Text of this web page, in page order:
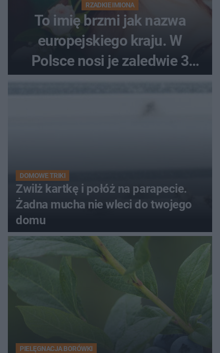
RZADKIE IMIONA
To imię brzmi jak nazwa
europejskiego kraju. W
Polsce nosi je zaledwie 3
kobiety
DOMOWE TRIKI
Zwilż kartkę i połóż na parapecie.
Żadna mucha nie wleci do twojego
domu
PIELĘGNACJA BORÓWKI